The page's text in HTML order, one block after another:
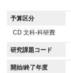
予算区分
CD 文科-科研費
研究課題コード
開始/終了年度